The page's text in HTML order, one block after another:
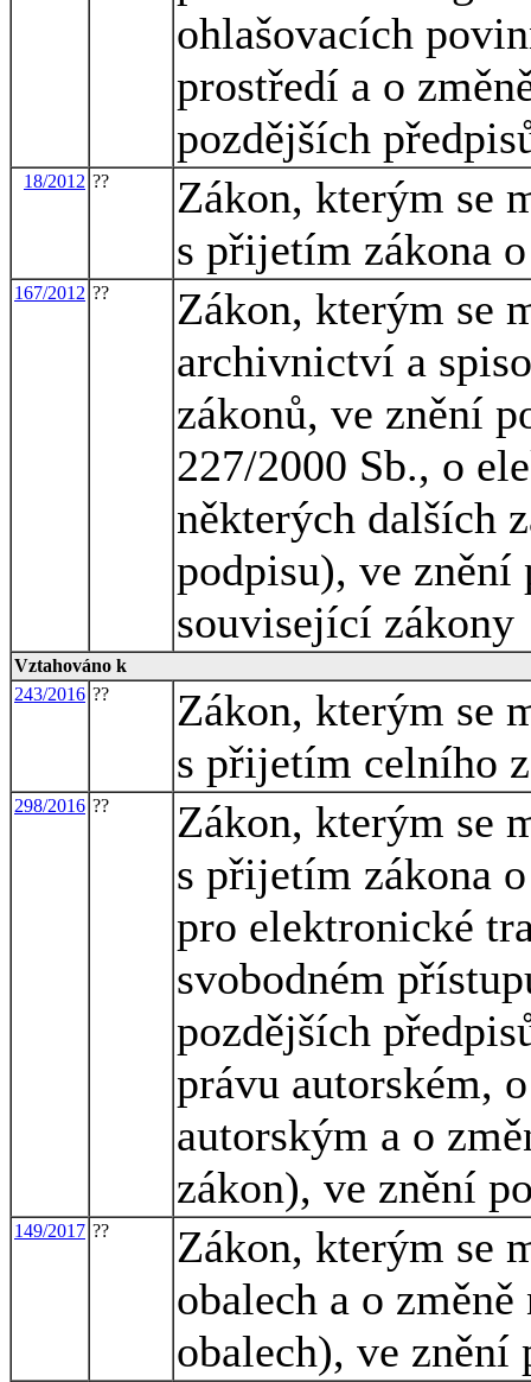
ohlašovacích
prostředí a o
pozdějších
18/2012 ??
Zákon, kterým se
s přijetím zákona
167/2012 ??
Zákon, kterým se
archivnictví a
zákonů, ve znění
227/2000 Sb., o
některých dalších
podpisu), ve znění
související zákony
Vztahováno k
243/2016 ??
Zákon, kterým se
s přijetím celního
298/2016 ??
Zákon, kterým se
s přijetím zákona
pro elektronické
svobodném
pozdějších
právu autorském,
autorským a o
zákon), ve znění
149/2017 ??
Zákon, kterým se
obalech a o
obalech), ve znění